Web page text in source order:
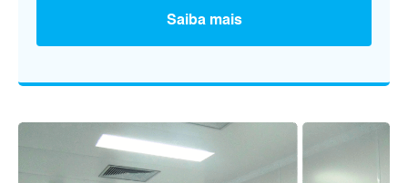
Saiba mais